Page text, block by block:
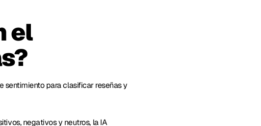
el
sentimiento para clasificar reseñas y
negativos y neutros, la IA